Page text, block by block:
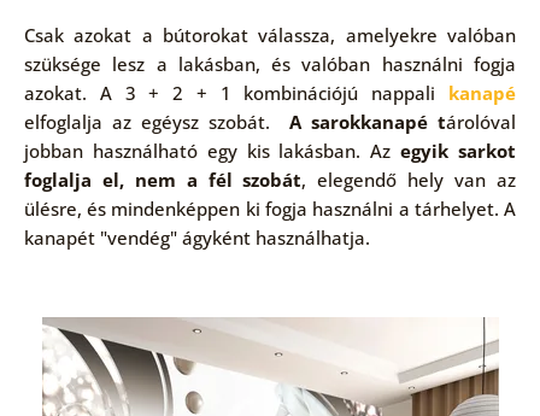
Csak azokat a bútorokat válassza, amelyekre valóban
szüksége lesz a lakásban, és valóban használni fogja
azokat. A 3 + 2 + 1 kombinációjú nappali kanapé
elfoglalja az egéysz szobát.A sarokkanapé tárolóval
jobban használható egy kis lakásban. Azegyik sarkot
foglalja el, nem a fél szobát, elegendő hely van az
ülésre, és mindenképpen ki fogja használni a tárhelyet. A
kanapét "vendég" ágyként használhatja.